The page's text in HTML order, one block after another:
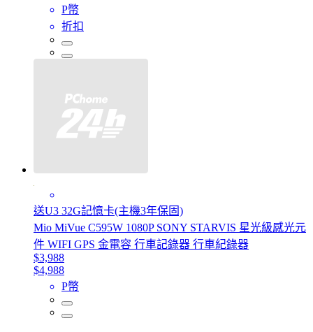
P幣
折扣
送U3 32G記憶卡(主機3年保固)
Mio MiVue C595W 1080P SONY STARVIS 星光級感光元
件 WIFI GPS 金電容 行車記錄器 行車紀錄器
$3,988
$4,988
P幣